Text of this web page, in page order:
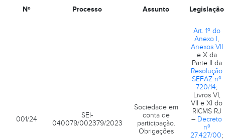
Nº Processo Assunto Legislação
001/24
SEI-
040079/002379/2023
Sociedade em
conta de
participação.
Obrigações
Art. 1º do
Anexo I,
Anexos VII
e X da
Parte II da
Resolução
SEFAZ nº
720/14;
Livros VI,
VII e XI do
RICMS RJ
– Decreto
nº
27.427/00;